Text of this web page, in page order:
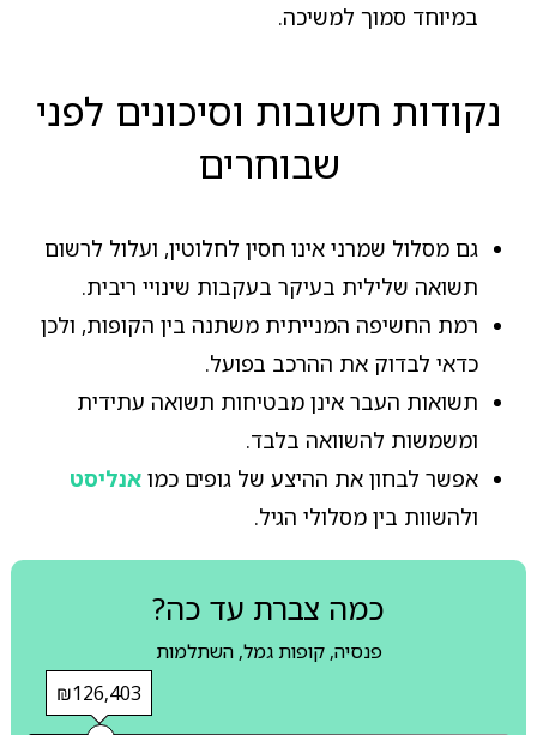
במיוחד סמוך למשיכה.
נקודות חשובות וסיכונים לפני
שבוחרים
גם מסלול שמרני אינו חסין לחלוטין, ועלול לרשום
תשואה שלילית בעיקר בעקבות שינויי ריבית.
רמת החשיפה המנייתית משתנה בין הקופות, ולכן
כדאי לבדוק את ההרכב בפועל.
תשואות העבר אינן מבטיחות תשואה עתידית
ומשמשות להשוואה בלבד.
אפשר לבחון את ההיצע של גופים כמו אנליסט
ולהשוות בין מסלולי הגיל.
כמה צברת עד כה?
פנסיה, קופות גמל, השתלמות
₪126,403